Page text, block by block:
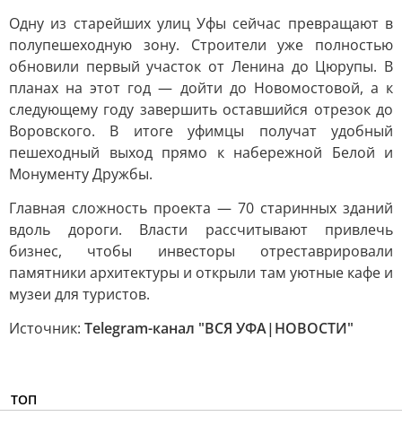
Одну из старейших улиц Уфы сейчас превращают в
полупешеходную зону. Строители уже полностью
обновили первый участок от Ленина до Цюрупы. В
планах на этот год — дойти до Новомостовой, а к
следующему году завершить оставшийся отрезок до
Воровского. В итоге уфимцы получат удобный
пешеходный выход прямо к набережной Белой и
Монументу Дружбы.
Главная сложность проекта — 70 старинных зданий
вдоль дороги. Власти рассчитывают привлечь
бизнес, чтобы инвесторы отреставрировали
памятники архитектуры и открыли там уютные кафе и
музеи для туристов.
Источник: Telegram-канал "ВСЯ УФА|НОВОСТИ"
ТОП